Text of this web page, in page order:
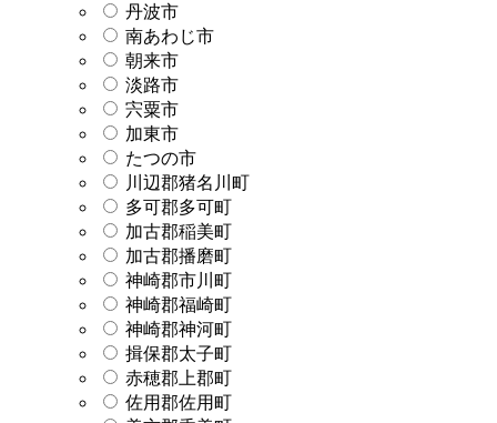
丹波市
南あわじ市
朝来市
淡路市
宍粟市
加東市
たつの市
川辺郡猪名川町
多可郡多可町
加古郡稲美町
加古郡播磨町
神崎郡市川町
神崎郡福崎町
神崎郡神河町
揖保郡太子町
赤穂郡上郡町
佐用郡佐用町